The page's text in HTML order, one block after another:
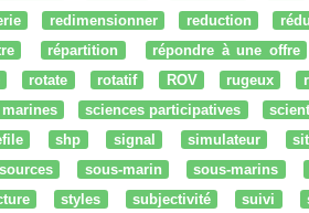
redimensionner reduction
répartition répondre à une offre
rotate rotatif ROV rugeux
sciences participatives
shp signal simulateur
sources sous-marin sous-marins
styles subjectivité suivi